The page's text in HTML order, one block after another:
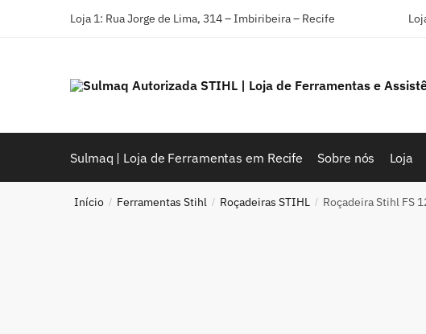
Loja 1: Rua Jorge de Lima, 314 – Imbiribeira – Recife
Sulmaq | Loja de Ferramentas em Recife Sobre nós Loja
Início / Ferramentas Stihl / Roçadeiras STIHL / Roçadeira Stihl FS